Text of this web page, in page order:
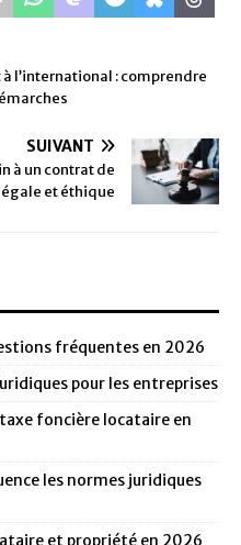
à l’international : comprendre
SUIVANT
à un contrat de
et éthique
fréquentes en 2026
pour les entreprises
foncière locataire en
les normes juridiques
et propriété en 2026